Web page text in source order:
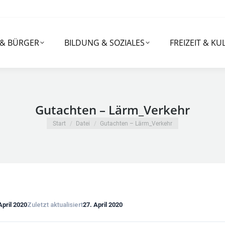
BÜRGER BILDUNG & SOZIALES FREIZEIT &
Gutachten – Lärm_Verkehr
Sie befinden sich hier:
Start Datei Gutachten – Lärm_Verkehr
2020Zuletzt aktualisiert27. April 2020